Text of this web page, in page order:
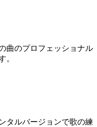
曲のプロフェッショナル
。
タルバージョンで歌の練